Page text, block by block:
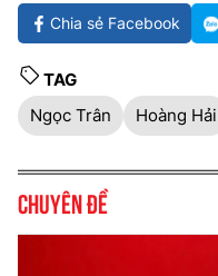
Chia sẻ Facebook
TAG
Ngọc Trân
Hoàng Hải
Chuyên đề